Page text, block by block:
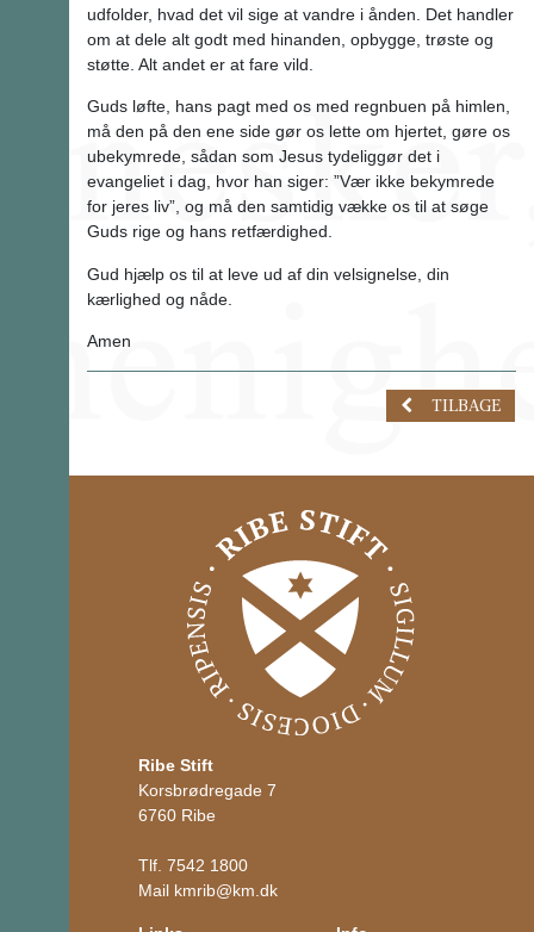
udfolder, hvad det vil sige at vandre i ånden. Det handler
om at dele alt godt med hinanden, opbygge, trøste og
støtte. Alt andet er at fare vild.
Guds løfte, hans pagt med os med regnbuen på himlen,
må den på den ene side gør os lette om hjertet, gøre os
ubekymrede, sådan som Jesus tydeliggør det i
evangeliet i dag, hvor han siger: ”Vær ikke bekymrede
for jeres liv”, og må den samtidig vække os til at søge
Guds rige og hans retfærdighed.
Gud hjælp os til at leve ud af din velsignelse, din
kærlighed og nåde.
Amen
TILBAGE
Ribe Stift
Korsbrødregade 7
6760 Ribe
Tlf.7542 1800
Mail kmrib@km.dk